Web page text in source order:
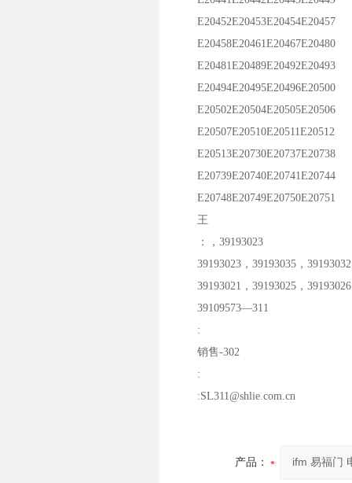
E20452E20453E20454E20457
E20458E20461E20467E20480
E20481E20489E20492E20493
E20494E20495E20496E20500
E20502E20504E20505E20506
E20507E20510E20511E20512
E20513E20730E20737E20738
E20739E20740E20741E20744
E20748E20749E20750E20751
王
：，39193023
39193023，39193035，39193032
39193021，39193025，39193026
39109573—311
:
销售-302
:
:SL311@shlie.com.cn
产品：